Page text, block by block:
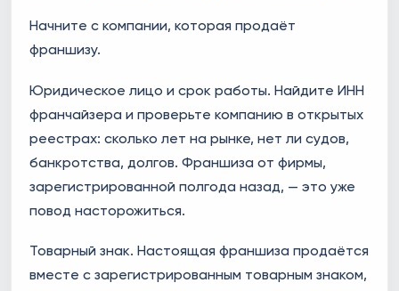
Начните с компании, которая продаёт
франшизу.
Юридическое лицо и срок работы. Найдите ИНН
франчайзера и проверьте компанию в открытых
реестрах: сколько лет на рынке, нет ли судов,
банкротства, долгов. Франшиза от фирмы,
зарегистрированной полгода назад, — это уже
повод насторожиться.
Товарный знак. Настоящая франшиза продаётся
вместе с зарегистрированным товарным знаком,